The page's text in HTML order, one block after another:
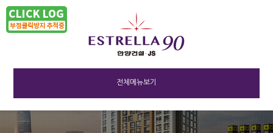
전체메뉴보기